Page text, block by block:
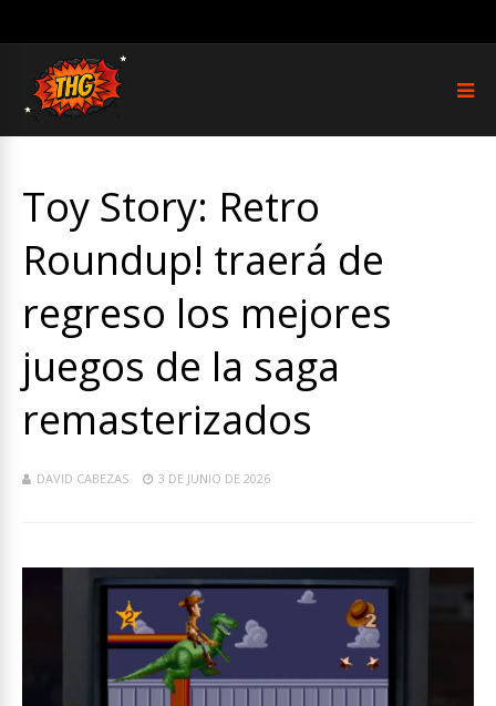
Toy Story: Retro
Roundup! traerá de
regreso los mejores
juegos de la saga
remasterizados
DAVID CABEZAS 3 DE JUNIO DE 2026